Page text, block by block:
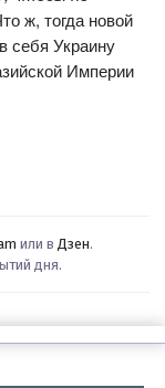
ж, тогда новой
себя Украину
Империи
или в Дзен.
дня.